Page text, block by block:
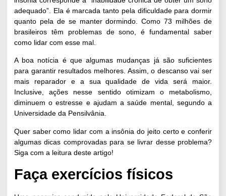
adequado”. Ela é marcada tanto pela dificuldade para dormir
quanto pela de se manter dormindo. Como73 milhões de
brasileiros têm problemas de sono, é fundamental saber
como lidar com esse mal.
A boa notícia é que algumas mudanças já são suficientes
para garantir resultados melhores. Assim, o descanso vai ser
mais reparador e a sua qualidade de vida será maior.
Inclusive, ações nesse sentido otimizam o metabolismo,
diminuem o estresse e ajudam a saúde mental, segundo a
Universidade da Pensilvânia.
Quer saber como lidar com a insônia do jeito certo e conferir
algumas dicas comprovadas para se livrar desse problema?
Siga com a leitura deste artigo!
Faça exercícios físicos